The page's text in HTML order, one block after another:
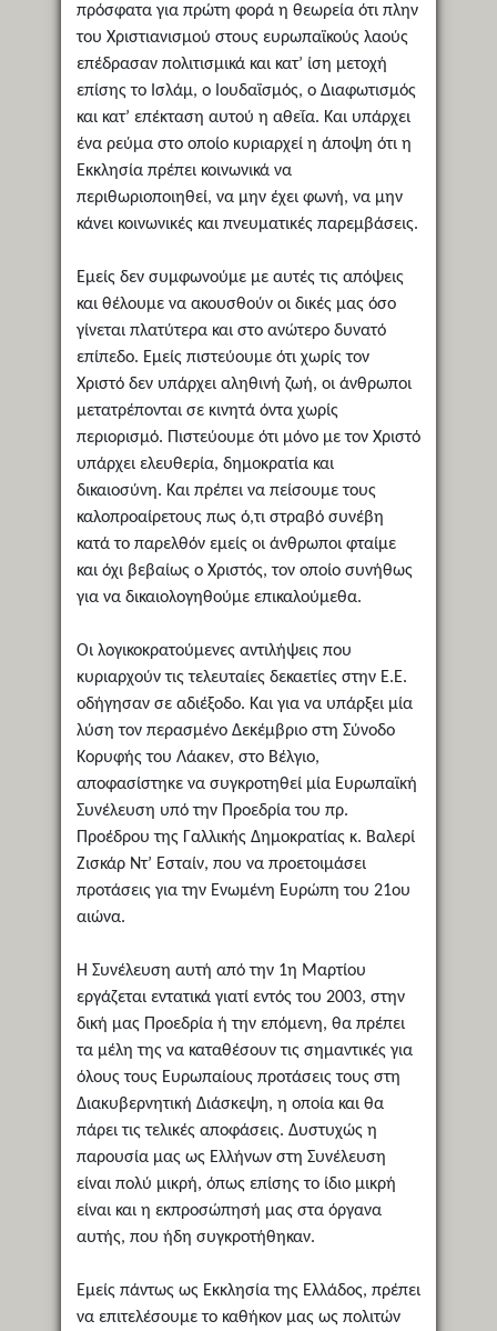
πρόσφατα για πρώτη φορά η θεωρεία ότι πλην
του Χριστιανισμού στους ευρωπαϊκούς λαούς
επέδρασαν πολιτισμικά και κατ’ ίση μετοχή
επίσης το Ισλάμ, ο Ιουδαϊσμός, ο Διαφωτισμός
και κατ’ επέκταση αυτού η αθεΐα. Και υπάρχει
ένα ρεύμα στο οποίο κυριαρχεί η άποψη ότι η
Εκκλησία πρέπει κοινωνικά να
περιθωριοποιηθεί, να μην έχει φωνή, να μην
κάνει κοινωνικές και πνευματικές παρεμβάσεις.
Εμείς δεν συμφωνούμε με αυτές τις απόψεις
και θέλουμε να ακουσθούν οι δικές μας όσο
γίνεται πλατύτερα και στο ανώτερο δυνατό
επίπεδο. Εμείς πιστεύουμε ότι χωρίς τον
Χριστό δεν υπάρχει αληθινή ζωή, οι άνθρωποι
μετατρέπονται σε κινητά όντα χωρίς
περιορισμό. Πιστεύουμε ότι μόνο με τον Χριστό
υπάρχει ελευθερία, δημοκρατία και
δικαιοσύνη. Και πρέπει να πείσουμε τους
καλοπροαίρετους πως ό,τι στραβό συνέβη
κατά το παρελθόν εμείς οι άνθρωποι φταίμε
και όχι βεβαίως ο Χριστός, τον οποίο συνήθως
για να δικαιολογηθούμε επικαλούμεθα.
Οι λογικοκρατούμενες αντιλήψεις που
κυριαρχούν τις τελευταίες δεκαετίες στην Ε.Ε.
οδήγησαν σε αδιέξοδο. Και για να υπάρξει μία
λύση τον περασμένο Δεκέμβριο στη Σύνοδο
Κορυφής του Λάακεν, στο Βέλγιο,
αποφασίστηκε να συγκροτηθεί μία Ευρωπαϊκή
Συνέλευση υπό την Προεδρία του πρ.
Προέδρου της Γαλλικής Δημοκρατίας κ. Βαλερί
Ζισκάρ Ντ’ Εσταίν, που να προετοιμάσει
προτάσεις για την Ενωμένη Ευρώπη του 21ου
αιώνα.
Η Συνέλευση αυτή από την 1η Μαρτίου
εργάζεται εντατικά γιατί εντός του 2003, στην
δική μας Προεδρία ή την επόμενη, θα πρέπει
τα μέλη της να καταθέσουν τις σημαντικές για
όλους τους Ευρωπαίους προτάσεις τους στη
Διακυβερνητική Διάσκεψη, η οποία και θα
πάρει τις τελικές αποφάσεις. Δυστυχώς η
παρουσία μας ως Ελλήνων στη Συνέλευση
είναι πολύ μικρή, όπως επίσης το ίδιο μικρή
είναι και η εκπροσώπησή μας στα όργανα
αυτής, που ήδη συγκροτήθηκαν.
Εμείς πάντως ως Εκκλησία της Ελλάδος, πρέπει
να επιτελέσουμε το καθήκον μας ως πολιτών